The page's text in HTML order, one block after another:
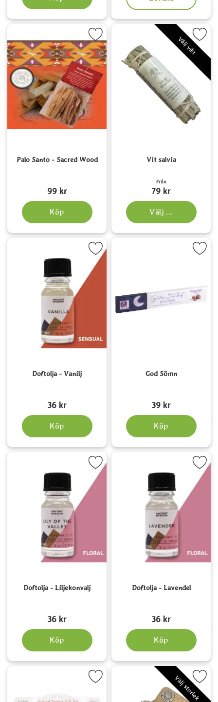
Palo Santo - Sacred Wood
99 kr
Köp
Markera palo Santo - Sacred Wood som favorit Välj vikt
Vit salvia
Från
79 kr
Välj ...
Markera vit salvia
Doftolja - Vanilj
36 kr
Köp
Markera doftolja - Vanilj som favorit
God Sömn
39 kr
Köp
Markera god Sömn
Doftolja - Liljekonvalj
36 kr
Köp
Markera doftolja - Liljekonvalj som favorit
Doftolja - Lavendel
36 kr
Köp
Markera doftolja -
sex sorters rökelse - Spiritual, Stamford som favorit
Välj storlek
Markera vit salvia i liten